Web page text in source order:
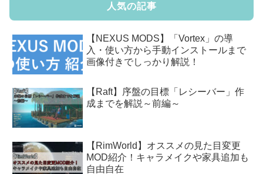
人気の記事
【NEXUS MODS】「Vortex」の導
入・使い方から手動インストールまで
画像付きでしっかり解説！
【Raft】序盤の目標「レシーバー」作
成までを解説～前編～
【RimWorld】オススメの見た目変更
MOD紹介！キャラメイクや家具追加も
自由自在